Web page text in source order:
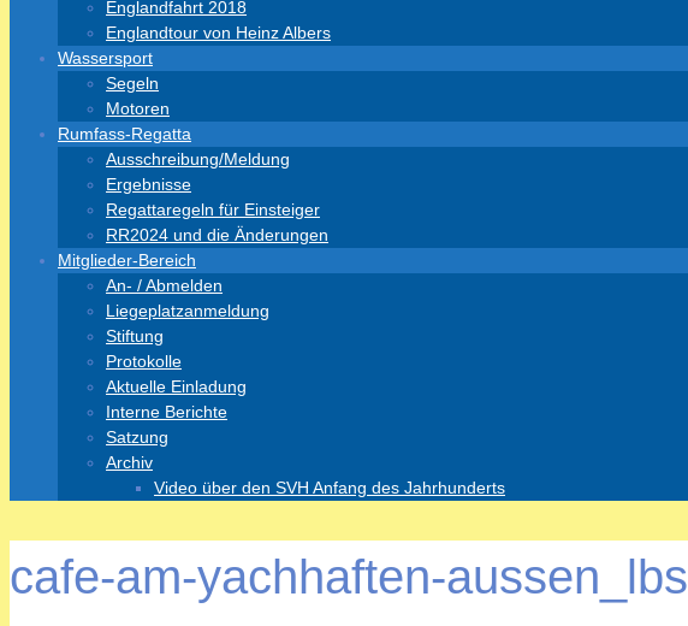
Englandfahrt 2018
Englandtour von Heinz Albers
Wassersport
Segeln
Motoren
Rumfass-Regatta
Ausschreibung/Meldung
Ergebnisse
Regattaregeln für Einsteiger
RR2024 und die Änderungen
Mitglieder-Bereich
An- / Abmelden
Liegeplatzanmeldung
Stiftung
Protokolle
Aktuelle Einladung
Interne Berichte
Satzung
Archiv
Video über den SVH Anfang des Jahrhunderts
cafe-am-yachhaften-aussen_lbs